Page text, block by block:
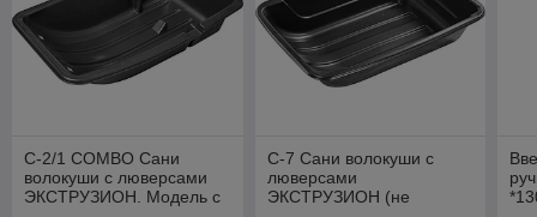
С-2/1 COMBO Сани
волокуши с люверсами
ЭКСТРУЗИОН. Модель с
С-7 Сани волокуши с
люверсами
ЭКСТРУЗИОН (не